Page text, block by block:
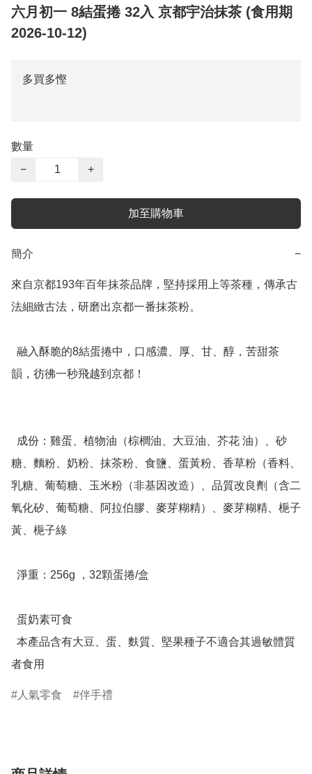
六月初一 8結蛋捲 32入 京都宇治抹茶 (食用期
2026-10-12)
多買多慳
數量
−
+
加至購物車
簡介 −
來自京都193年百年抹茶品牌，堅持採用上等茶種，傳承古
法細緻古法，研磨出京都一番抹茶粉。
韻，彷彿一秒飛越到京都！
糖、麵粉、奶粉、抹茶粉、食鹽、蛋黃粉、香草粉（香料、
乳糖、葡萄糖、玉米粉（非基因改造）、品質改良劑（含二
氧化矽、葡萄糖、阿拉伯膠、麥芽糊精）、麥芽糊精、梔子
黃、梔子綠
者食用
人氣零食 伴手禮